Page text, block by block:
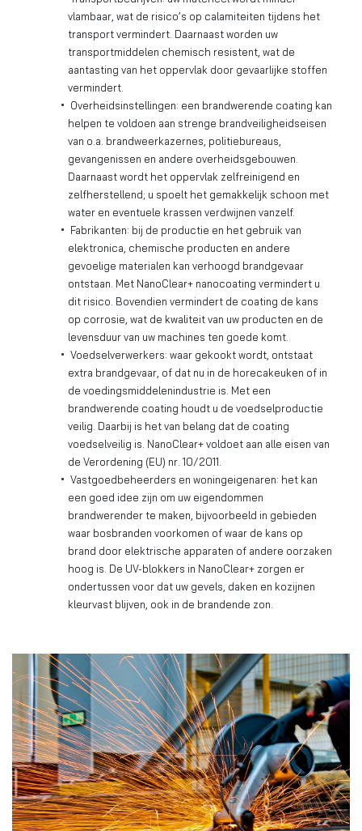
Zoeken naar
Anderen zochten ook
vlambaar, wat de risico’s op calamiteiten tijdens het
transport vermindert. Daarnaast worden uw
transportmiddelen chemisch resistent, wat de
aantasting van het oppervlak door gevaarlijke stoffen
vermindert.
Overheidsinstellingen: een brandwerende coating kan
helpen te voldoen aan strenge brandveiligheidseisen
van o.a. brandweerkazernes, politiebureaus,
gevangenissen en andere overheidsgebouwen.
Daarnaast wordt het oppervlak zelfreinigend en
zelfherstellend; u spoelt het gemakkelijk schoon met
water en eventuele krassen verdwijnen vanzelf.
Fabrikanten: bij de productie en het gebruik van
elektronica, chemische producten en andere
gevoelige materialen kan verhoogd brandgevaar
ontstaan. Met NanoClear+ nanocoating vermindert u
dit risico. Bovendien vermindert de coating de kans
op corrosie, wat de kwaliteit van uw producten en de
levensduur van uw machines ten goede komt.
Voedselverwerkers: waar gekookt wordt, ontstaat
extra brandgevaar, of dat nu in de horecakeuken of in
de voedingsmiddelenindustrie is. Met een
brandwerende coating houdt u de voedselproductie
veilig. Daarbij is het van belang dat de coating
voedselveilig is. NanoClear+ voldoet aan alle eisen van
de Verordening (EU) nr. 10/2011.
Vastgoedbeheerders en woningeigenaren: het kan
een goed idee zijn om uw eigendommen
brandwerender te maken, bijvoorbeeld in gebieden
waar bosbranden voorkomen of waar de kans op
brand door elektrische apparaten of andere oorzaken
hoog is. De UV-blokkers in NanoClear+ zorgen er
ondertussen voor dat uw gevels, daken en kozijnen
kleurvast blijven, ook in de brandende zon.